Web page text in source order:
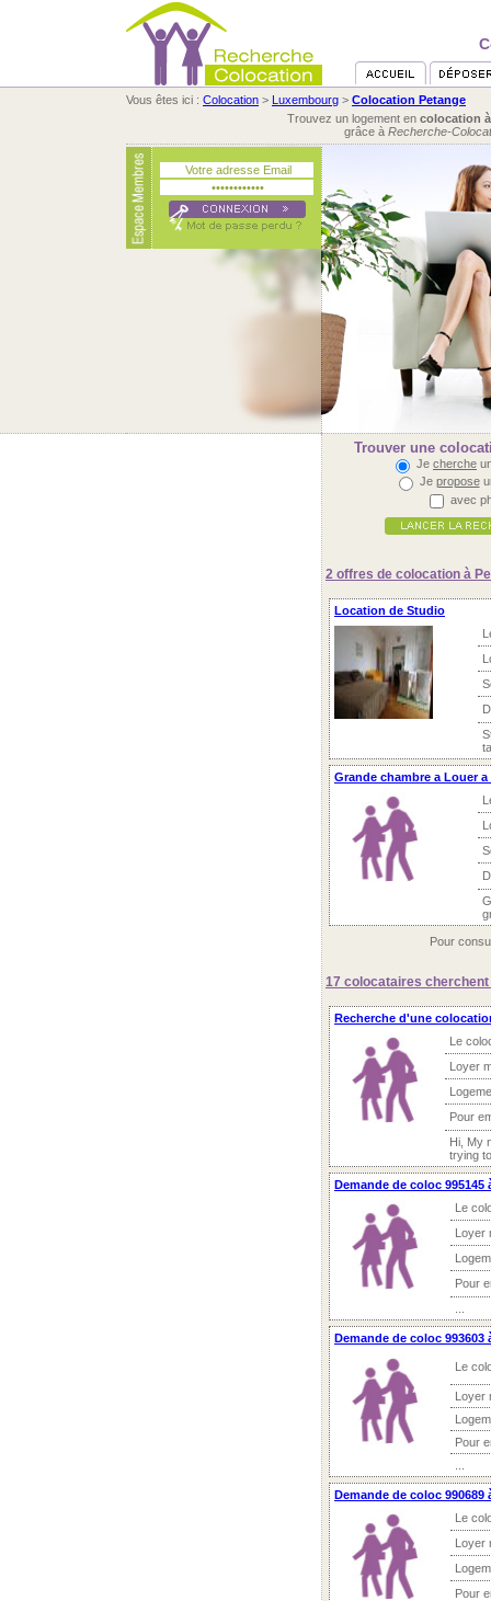
Vous êtes ici : Colocation > Luxembourg > Colocation Petange
Trouvez un logement en colocation
grâce à Recherche-
Trouver une
Je cherche
Je propose
avec
2 offres de colocation à
Location de Studio
Grande chambre a Louer
Pour
17 colocataires cherchent
Recherche d'une
Le
Loyer
Pour
Hi, My
trying
Demande de coloc 995145
Le
Loyer
Pour
Demande de coloc 993603
Le
Loyer
Pour
Demande de coloc 990689
Le
Loyer
Pour